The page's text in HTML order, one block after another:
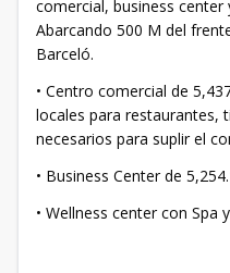
comercial, business center
Abarcando 500 M del
Barceló.
• Centro comercial de
locales para restaurantes,
necesarios para suplir el
• Business Center de
• Wellness center con Spa